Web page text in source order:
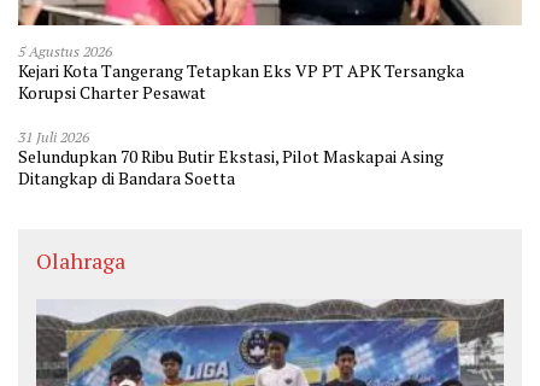
5 Agustus 2026
Kejari Kota Tangerang Tetapkan Eks VP PT APK Tersangka
Korupsi Charter Pesawat
31 Juli 2026
Selundupkan 70 Ribu Butir Ekstasi, Pilot Maskapai Asing
Ditangkap di Bandara Soetta
Olahraga